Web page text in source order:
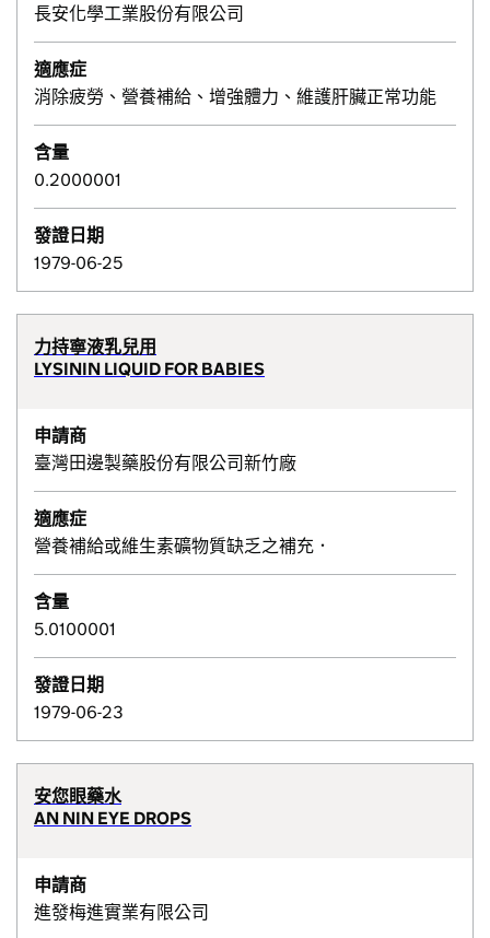
長安化學工業股份有限公司
適應症
消除疲勞、營養補給、增強體力、維護肝臟正常功能
含量
0.2000001
發證日期
1979-06-25
力持寧液乳兒用
LYSININ LIQUID FOR BABIES
申請商
臺灣田邊製藥股份有限公司新竹廠
適應症
營養補給或維生素礦物質缺乏之補充．
含量
5.0100001
發證日期
1979-06-23
安您眼藥水
AN NIN EYE DROPS
申請商
進發梅進實業有限公司